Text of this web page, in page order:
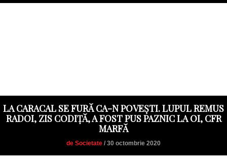
LA CARACAL SE FURĂ CA-N POVEȘTI. LUPUL REMUS
RADOI, ZIS CODIȚĂ, A FOST PUS PAZNIC LA OI, CFR
MARFĂ
de Societate / 30 octombrie 2020